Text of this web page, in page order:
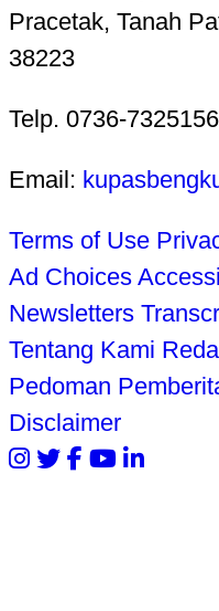
Pracetak, Tanah
38223
Telp. 0736-
Email:
Terms of Use
Ad Choices
Newsletters
Tentang Kami
Pedoman
Disclaimer